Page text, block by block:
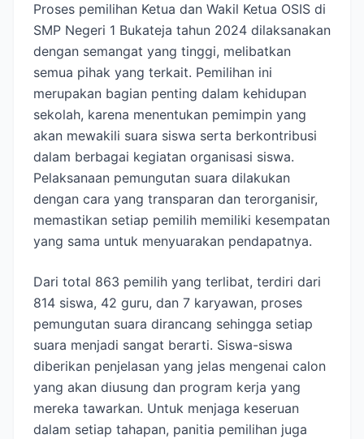
Proses pemilihan Ketua dan Wakil Ketua OSIS di
SMP Negeri 1 Bukateja tahun 2024 dilaksanakan
dengan semangat yang tinggi, melibatkan
semua pihak yang terkait. Pemilihan ini
merupakan bagian penting dalam kehidupan
sekolah, karena menentukan pemimpin yang
akan mewakili suara siswa serta berkontribusi
dalam berbagai kegiatan organisasi siswa.
Pelaksanaan pemungutan suara dilakukan
dengan cara yang transparan dan terorganisir,
memastikan setiap pemilih memiliki kesempatan
yang sama untuk menyuarakan pendapatnya.
Dari total 863 pemilih yang terlibat, terdiri dari
814 siswa, 42 guru, dan 7 karyawan, proses
pemungutan suara dirancang sehingga setiap
suara menjadi sangat berarti. Siswa-siswa
diberikan penjelasan yang jelas mengenai calon
yang akan diusung dan program kerja yang
mereka tawarkan. Untuk menjaga keseruan
dalam setiap tahapan, panitia pemilihan juga